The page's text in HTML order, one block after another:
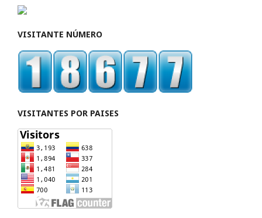
VISITANTE NÚMERO
VISITANTES POR PAISES